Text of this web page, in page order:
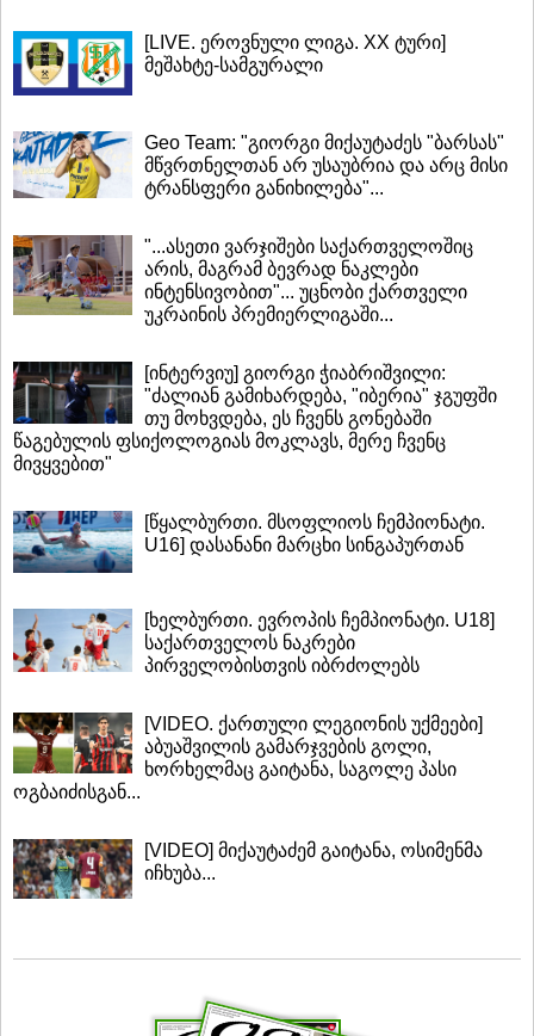
[LIVE. ეროვნული ლიგა. XX ტური]
მეშახტე-სამგურალი
Geo Team: "გიორგი მიქაუტაძეს "ბარსას"
მწვრთნელთან არ უსაუბრია და არც მისი
ტრანსფერი განიხილება"...
"...ასეთი ვარჯიშები საქართველოშიც
არის, მაგრამ ბევრად ნაკლები
ინტენსივობით"... უცნობი ქართველი
უკრაინის პრემიერლიგაში...
[ინტერვიუ] გიორგი ჭიაბრიშვილი:
"ძალიან გამიხარდება, "იბერია" ჯგუფში
თუ მოხვდება, ეს ჩვენს გონებაში
წაგებულის ფსიქოლოგიას მოკლავს, მერე ჩვენც
მივყვებით"
[წყალბურთი. მსოფლიოს ჩემპიონატი.
U16] დასანანი მარცხი სინგაპურთან
[ხელბურთი. ევროპის ჩემპიონატი. U18]
საქართველოს ნაკრები
პირველობისთვის იბრძოლებს
[VIDEO. ქართული ლეგიონის უქმეები]
აბუაშვილის გამარჯვების გოლი,
ხორხელმაც გაიტანა, საგოლე პასი
ოგბაიძისგან...
[VIDEO] მიქაუტაძემ გაიტანა, ოსიმენმა
იჩხუბა...